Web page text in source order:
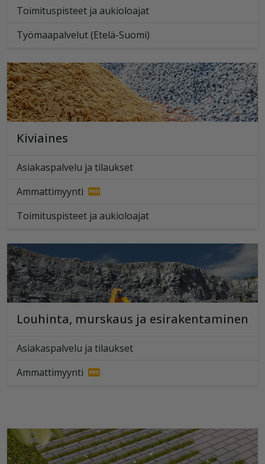
Toimituspisteet ja aukioloajat
Työmaapalvelut (Etelä-Suomi)
Kiviaines
Asiakaspalvelu ja tilaukset
Ammattimyynti
Toimituspisteet ja aukioloajat
Louhinta, murskaus ja esirakentaminen
Asiakaspalvelu ja tilaukset
Ammattimyynti